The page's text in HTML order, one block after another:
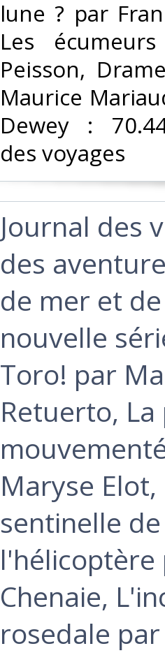
lune ? par
Les
Peisson,
Maurice
Dewey :
des voyages‎
‎Journal des
des
de mer et
nouvelle
Toro! par
Retuerto,
Maryse Elot,
sentinelle
l'hélicoptère
Chenaie,
rosedale